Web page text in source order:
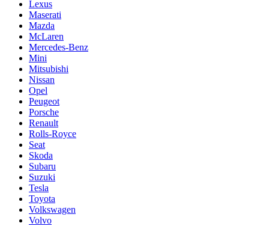
Lexus
Maserati
Mazda
McLaren
Mercedes-Benz
Mini
Mitsubishi
Nissan
Opel
Peugeot
Porsche
Renault
Rolls-Royce
Seat
Skoda
Subaru
Suzuki
Tesla
Toyota
Volkswagen
Volvo